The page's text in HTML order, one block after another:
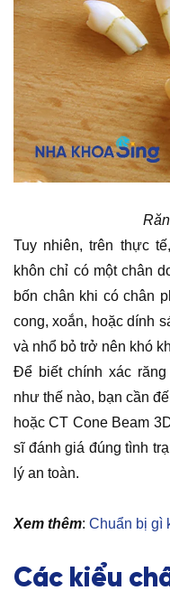
Tuy nhiên, trên thực
khôn chỉ có một chân
bốn chân khi có chân
cong, xoắn, hoặc dính
và nhổ bỏ trở nên khó
Để biết chính xác
như thế nào, bạn cần
hoặc CT Cone Beam
sĩ đánh giá đúng tình
lý an toàn.
Xem thêm: Chuẩn bị gì
Các kiểu